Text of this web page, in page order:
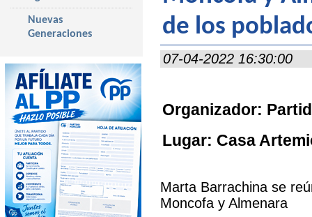
de los
07-04-2022 16:30:00
Organizador:
Lugar: Casa
Marta Barrachina se
Moncofa y Almenara
Nuevas
Generaciones